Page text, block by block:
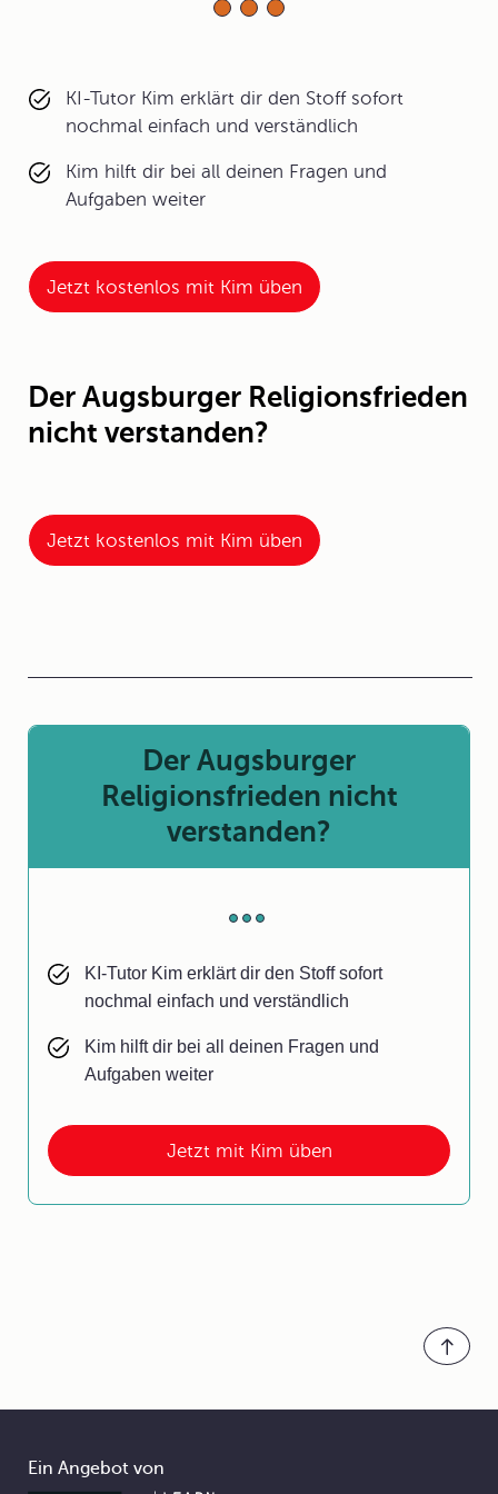
KI-Tutor Kim erklärt dir den Stoff sofort
nochmal einfach und verständlich
Kim hilft dir bei all deinen Fragen und
Aufgaben weiter
Jetzt kostenlos mit Kim üben
Der Augsburger Religionsfrieden
nicht verstanden?
Jetzt kostenlos mit Kim üben
Jetzt mit Kim üben
Der Augsburger
Religionsfrieden nicht
verstanden?
KI-Tutor Kim erklärt dir den Stoff sofort
nochmal einfach und verständlich
Kim hilft dir bei all deinen Fragen und
Aufgaben weiter
Ein Angebot von